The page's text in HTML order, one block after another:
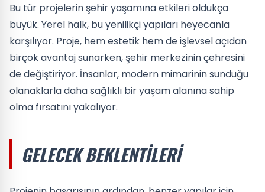
Bu tür projelerin şehir yaşamına etkileri oldukça
büyük. Yerel halk, bu yenilikçi yapıları heyecanla
karşılıyor. Proje, hem estetik hem de işlevsel açıdan
birçok avantaj sunarken, şehir merkezinin çehresini
de değiştiriyor. İnsanlar, modern mimarinin sunduğu
olanaklarla daha sağlıklı bir yaşam alanına sahip
olma fırsatını yakalıyor.
GELECEK BEKLENTILERI